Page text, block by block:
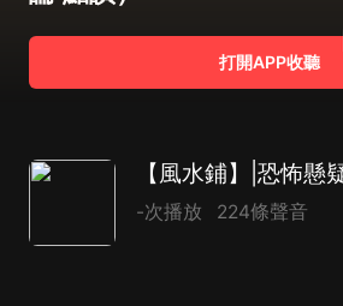
打開APP收聽
【風水鋪】|恐怖懸
-次播放 224條聲音